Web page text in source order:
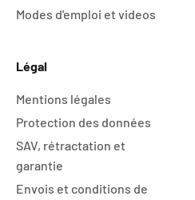
Modes d'emploi et videos
Légal
Mentions légales
Protection des données
SAV, rétractation et
garantie
Envois et conditions de